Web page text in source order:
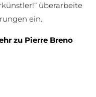
überarbeite
ein.
zu Pierre Breno